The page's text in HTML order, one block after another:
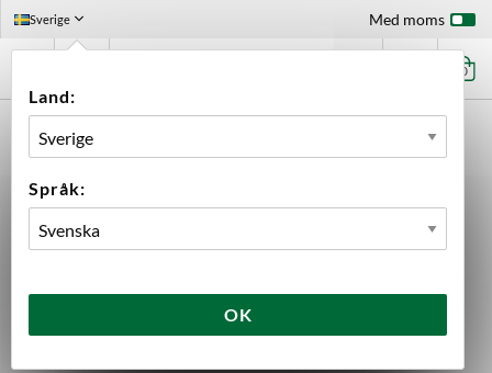
Sverige
Land:
Språk:
OK
Med moms
0
TILLBEHÖR JOHN GUEST (JG)